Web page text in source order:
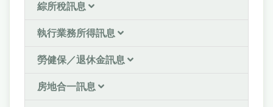
綜所稅訊息
執行業務所得訊息
勞健保／退休金訊息
房地合一訊息